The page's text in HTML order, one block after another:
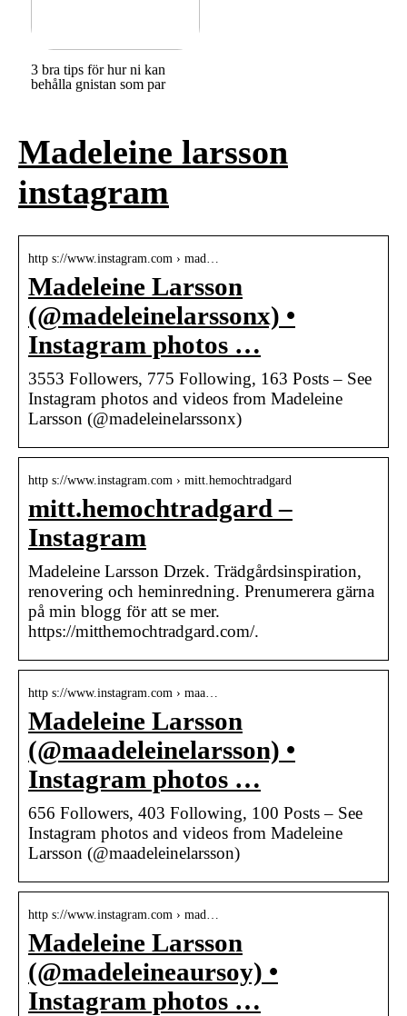
3 bra tips för hur ni kan
behålla gnistan som par
Madeleine larsson
instagram
http s://www.instagram.com › mad…
Madeleine Larsson
(@madeleinelarssonx) •
Instagram photos …
3553 Followers, 775 Following, 163 Posts – See
Instagram photos and videos from Madeleine
Larsson (@madeleinelarssonx)
http s://www.instagram.com › mitt.hemochtradgard
mitt.hemochtradgard –
Instagram
Madeleine Larsson Drzek. Trädgårdsinspiration,
renovering och heminredning. Prenumerera gärna
på min blogg för att se mer.
https://mitthemochtradgard.com/.
http s://www.instagram.com › maa…
Madeleine Larsson
(@maadeleinelarsson) •
Instagram photos …
656 Followers, 403 Following, 100 Posts – See
Instagram photos and videos from Madeleine
Larsson (@maadeleinelarsson)
http s://www.instagram.com › mad…
Madeleine Larsson
(@madeleineaursoy) •
Instagram photos …